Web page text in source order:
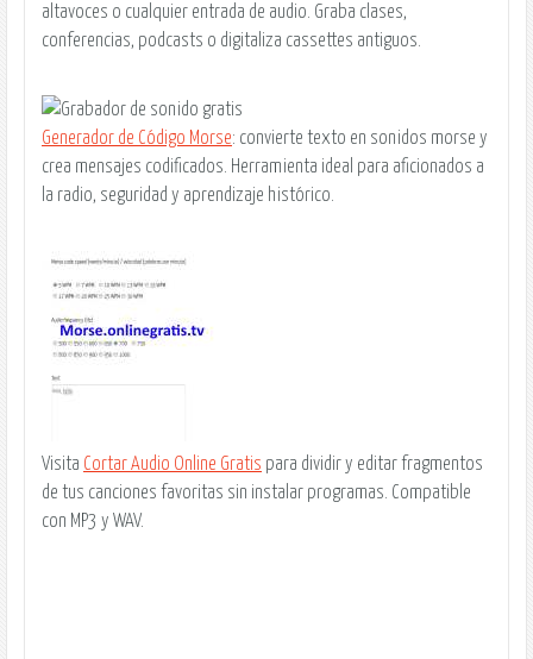
altavoces o cualquier entrada de audio. Graba clases,
conferencias, podcasts o digitaliza cassettes antiguos.
Generador de Código Morse: convierte texto en sonidos morse y
crea mensajes codificados. Herramienta ideal para aficionados a
la radio, seguridad y aprendizaje histórico.
Visita Cortar Audio Online Gratis para dividir y editar fragmentos
de tus canciones favoritas sin instalar programas. Compatible
con MP3 y WAV.